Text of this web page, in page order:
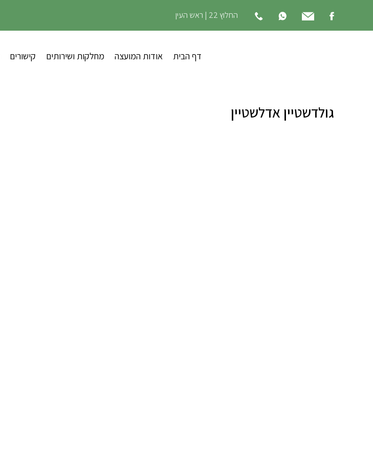
החלוץ 22 | ראש העין
דף הבית אודות המועצה מחלקות ושירותים קישורים
גולדשטיין אדלשטיין